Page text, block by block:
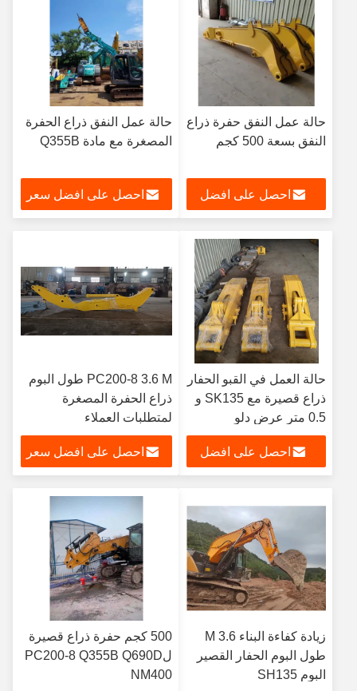
حالة عمل النفق حفرة ذراع
النفق بسعة 500 كجم
احصل على افضل
حالة عمل النفق ذراع الحفرة
المصغرة مع مادة Q355B
احصل على افضل سعر
حالة العمل في القبو الحفار
ذراع قصيرة مع SK135 و
0.5 متر عرض دلو
احصل على افضل
PC200-8 3.6 M طول البوم
ذراع الحفرة المصغرة
لمتطلبات العملاء
احصل على افضل سعر
زيادة كفاءة البناء 3.6 M
طول البوم الحفار القصير
البوم SH135
500 كجم حفرة ذراع قصيرة
لPC200-8 Q355B Q690D
NM400